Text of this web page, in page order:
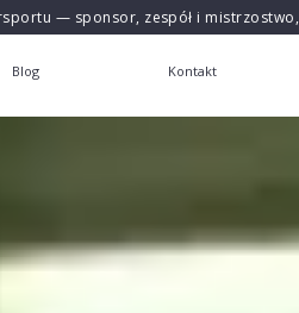
— sponsor, zespół i mistrzostwo,
Blog Kontakt